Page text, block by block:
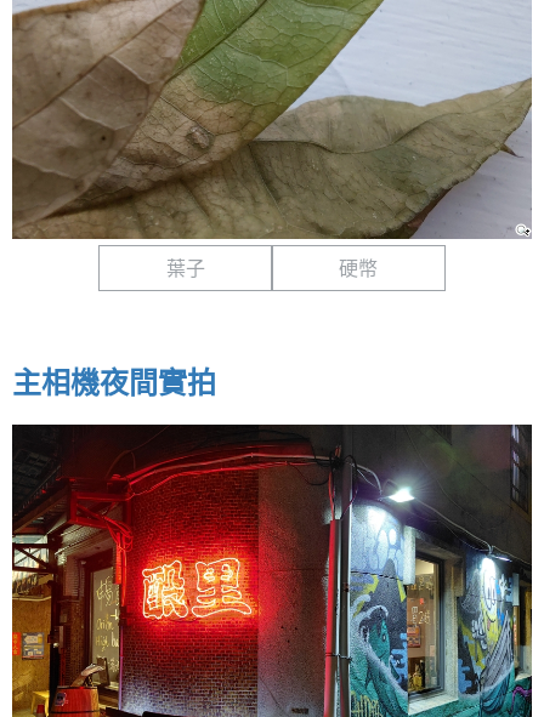
葉子 硬幣
主相機夜間實拍